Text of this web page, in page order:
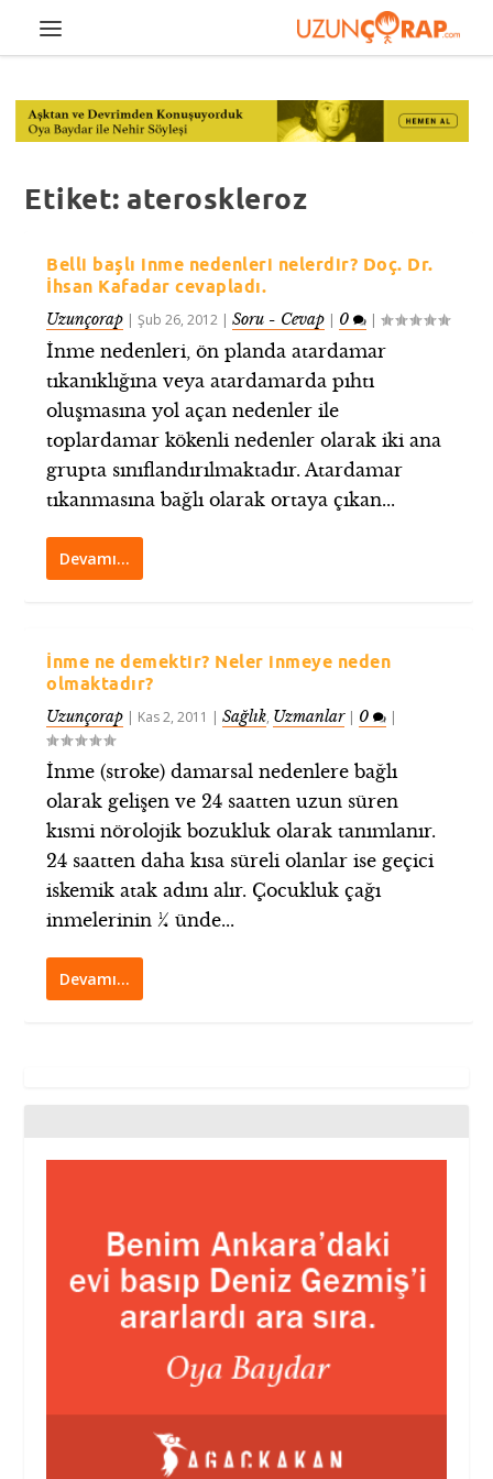
Etiket: ateroskleroz
Belli başlı inme nedenleri nelerdir? Doç. Dr.
İhsan Kafadar cevapladı.
Uzunçorap |Şub 26, 2012 |Soru - Cevap | 0 |
İnme nedenleri, ön planda atardamar
tıkanıklığına veya atardamarda pıhtı
oluşmasına yol açan nedenler ile
toplardamar kökenli nedenler olarak iki ana
grupta sınıflandırılmaktadır. Atardamar
tıkanmasına bağlı olarak ortaya çıkan...
Devamı…
İnme ne demektir? Neler inmeye neden
olmaktadır?
Uzunçorap | Kas 2, 2011 |Sağlık, Uzmanlar| 0 |
İnme (stroke) damarsal nedenlere bağlı
olarak gelişen ve 24 saatten uzun süren
kısmi nörolojik bozukluk olarak tanımlanır.
24 saatten daha kısa süreli olanlar ise geçici
iskemik atak adını alır. Çocukluk çağı
inmelerinin ¼ ünde...
Devamı…